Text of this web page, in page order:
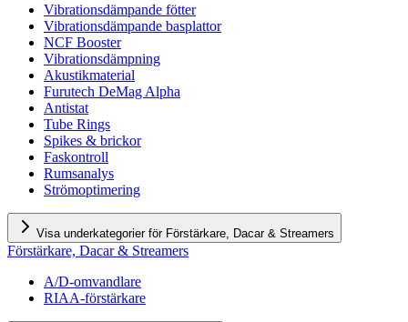
Vibrationsdämpande fötter
Vibrationsdämpande basplattor
NCF Booster
Vibrationsdämpning
Akustikmaterial
Furutech DeMag Alpha
Antistat
Tube Rings
Spikes & brickor
Faskontroll
Rumsanalys
Strömoptimering
Visa underkategorier för Förstärkare, Dacar & Streamers
Förstärkare, Dacar & Streamers
A/D-omvandlare
RIAA-förstärkare